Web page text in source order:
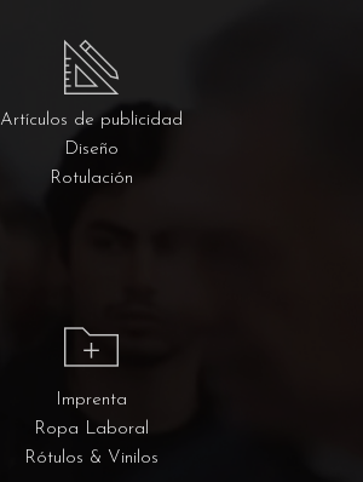
Artículos de publicidad
Diseño
Rotulación
Imprenta
Ropa Laboral
Rótulos & Vinilos